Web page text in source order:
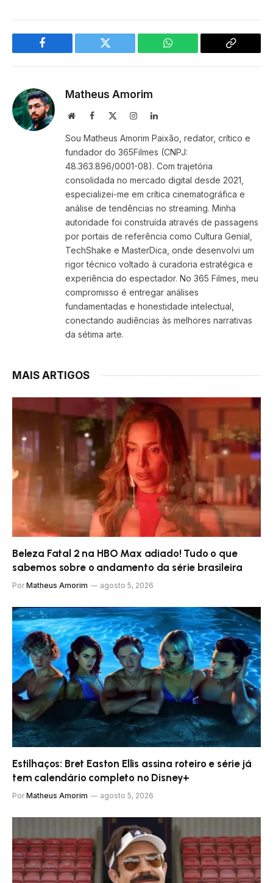
Facebook Twitter WhatsApp
Copy
Matheus Amorim
WebsiteFacebook InstagramLinkedIn
Sou Matheus Amorim Paixão, redator, crítico e
fundador do 365Filmes (CNPJ:
48.363.896/0001-08). Com trajetória
consolidada no mercado digital desde 2021,
especializei-me em crítica cinematográfica e
análise de tendências no streaming. Minha
autoridade foi construída através de passagens
por portais de referência como Cultura Genial,
TechShake e MasterDica, onde desenvolvi um
rigor técnico voltado à curadoria estratégica e
experiência do espectador. No 365 Filmes, meu
compromisso é entregar análises
fundamentadas e honestidade intelectual,
conectando audiências às melhores narrativas
da sétima arte.
MAIS ARTIGOS
Beleza Fatal 2 na HBO Max adiado! Tudo o que
sabemos sobre o andamento da série brasileira
Por Matheus Amorim agosto 5, 2026
Estilhaços: Bret Easton Ellis assina roteiro e série já
tem calendário completo no Disney+
Por Matheus Amorim agosto 5, 2026